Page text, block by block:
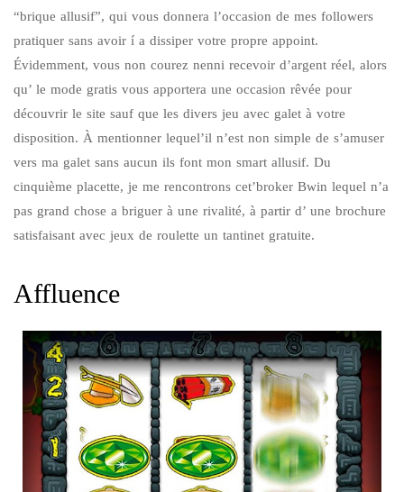
“brique allusif”, qui vous donnera l’occasion de mes followers
pratiquer sans avoir í a dissiper votre propre appoint.
Évidemment, vous non courez nenni recevoir d’argent réel, alors
qu’ le mode gratis vous apportera une occasion rêvée pour
découvrir le site sauf que les divers jeu avec galet à votre
disposition. À mentionner lequel’il n’est non simple de s’amuser
vers ma galet sans aucun ils font mon smart allusif. Du
cinquième placette, je me rencontrons cet’broker Bwin lequel n’a
pas grand chose a briguer à une rivalité, à partir d’ une brochure
satisfaisant avec jeux de roulette un tantinet gratuite.
Affluence